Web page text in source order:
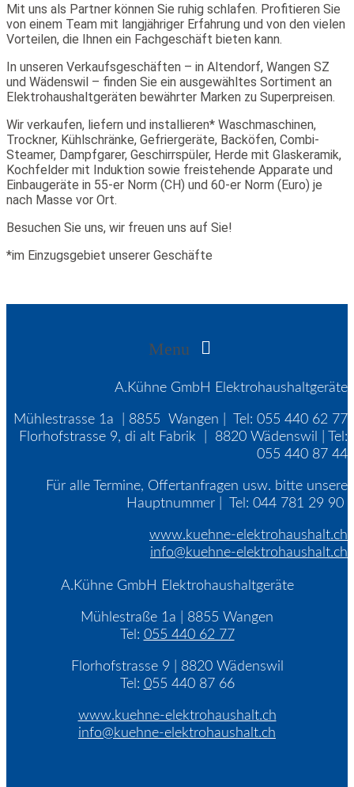
Mit uns als Partner können Sie ruhig schlafen. Profitieren Sie
von einem Team mit langjähriger Erfahrung und von den vielen
Vorteilen, die Ihnen ein Fachgeschäft bieten kann.
In unseren Verkaufsgeschäften – in Altendorf, Wangen SZ
und Wädenswil – finden Sie ein ausgewähltes Sortiment an
Elektrohaushaltgeräten bewährter Marken zu Superpreisen.
Wir verkaufen, liefern und installieren* Waschmaschinen,
Trockner, Kühlschränke, Gefriergeräte, Backöfen, Combi-
Steamer, Dampfgarer, Geschirrspüler, Herde mit Glaskeramik,
Kochfelder mit Induktion sowie freistehende Apparate und
Einbaugeräte in 55-er Norm (CH) und 60-er Norm (Euro) je
nach Masse vor Ort.
Besuchen Sie uns, wir freuen uns auf Sie!
*im Einzugsgebiet unserer Geschäfte
Menu
A.Kühne GmbH Elektrohaushaltgeräte
Mühlestrasse 1a | 8855 Wangen | Tel: 055 440 62 77
Florhofstrasse 9, di alt Fabrik | 8820 Wädenswil | Tel:
055 440 87 44
Für alle Termine, Offertanfragen usw. bitte unsere
Hauptnummer | Tel: 044 781 29 90
www.kuehne-elektrohaushalt.ch
info@kuehne-elektrohaushalt.ch
A.Kühne GmbH Elektrohaushaltgeräte
Mühlestraße 1a | 8855 Wangen
Tel: 055 440 62 77
Florhofstrasse 9 | 8820 Wädenswil
Tel: 055 440 87 66
www.kuehne-elektrohaushalt.ch
info@kuehne-elektrohaushalt.ch